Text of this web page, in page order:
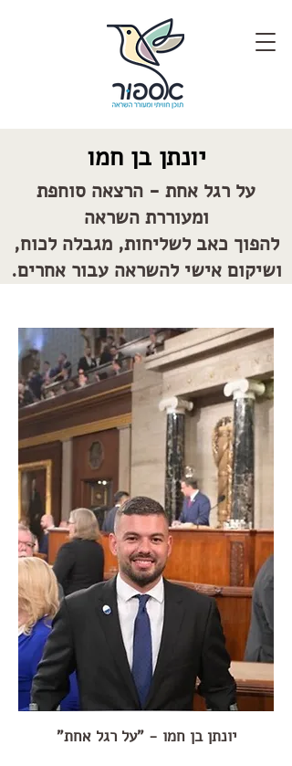
יונתן בן חמו
על רגל אחת - הרצאה סוחפת
ומעוררת השראה
להפוך כאב לשליחות, מגבלה לכוח,
ושיקום אישי להשראה עבור אחרים.
יונתן בן חמו - "על רגל אחת"